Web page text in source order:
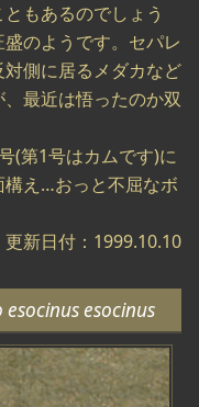
もあるのでしょう
のようです。セパレ
側に居るメダカなど
最近は悟ったのか双
(第1号はカムです)に
え…おっと不屈なボ
更新日付：1999.10.10
esocinus